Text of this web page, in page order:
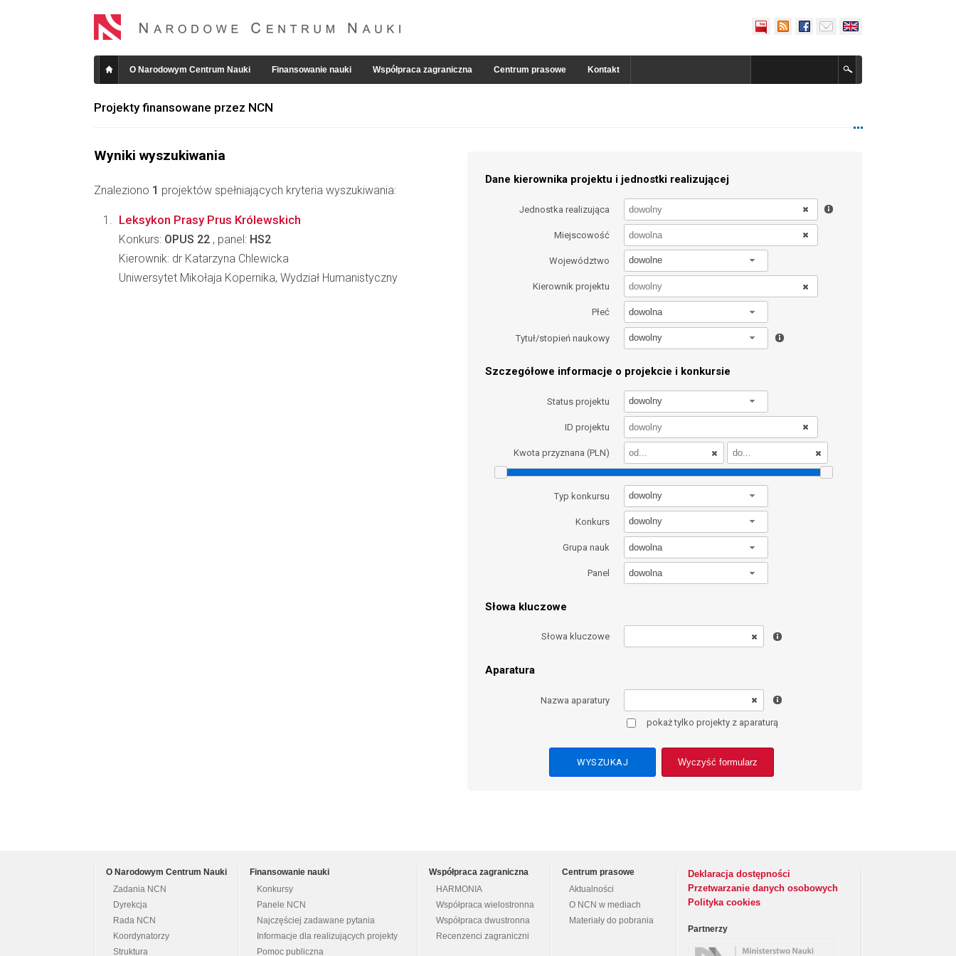
O Narodowym Centrum Nauki Finansowanie nauki Współpraca zagraniczna Centrum prasowe Kontakt
Projekty finansowane przez NCN
Wyniki wyszukiwania
Znaleziono 1 projektów spełniających kryteria wyszukiwania:
Dane kierownika projektu i jednostki realizującej
Jednostka realizująca
Miejscowość
Województwo dowolne
Kierownik projektu
Płeć dowolna
Tytuł/stopień naukowy dowolny
Szczegółowe informacje o projekcie i konkursie
Status projektu dowolny
ID projektu
Kwota przyznana (PLN)
Typ konkursu dowolny
Konkurs dowolny
Grupa nauk dowolna
Panel dowolna
Słowa kluczowe
Słowa kluczowe
Aparatura
Nazwa aparatury
pokaż tylko projekty z aparaturą
Wyczyść formularz
Leksykon Prasy Prus Królewskich
Konkurs: OPUS 22 , panel: HS2
Kierownik: dr Katarzyna Chlewicka
Uniwersytet Mikołaja Kopernika, Wydział Humanistyczny
O Narodowym Centrum Nauki
Zadania NCN
Dyrekcja
Rada NCN
Koordynatorzy
Struktura
Finansowanie nauki
Konkursy
Panele NCN
Najczęściej zadawane pytania
Informacje dla realizujących projekty
Pomoc publiczna
Współpraca zagraniczna
HARMONIA
Współpraca wielostronna
Współpraca dwustronna
Recenzenci zagraniczni
Centrum prasowe
Aktualności
O NCN w mediach
Materiały do pobrania
Deklaracja dostępności
Przetwarzanie danych osobowych
Polityka cookies
Partnerzy